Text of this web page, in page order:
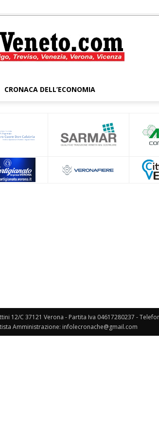
CRONACA DELL’ECONOMIA
12/C 37121 Verona - Partita Iva 04617280237 -
Amministrazione: infolecronache@gmail.com